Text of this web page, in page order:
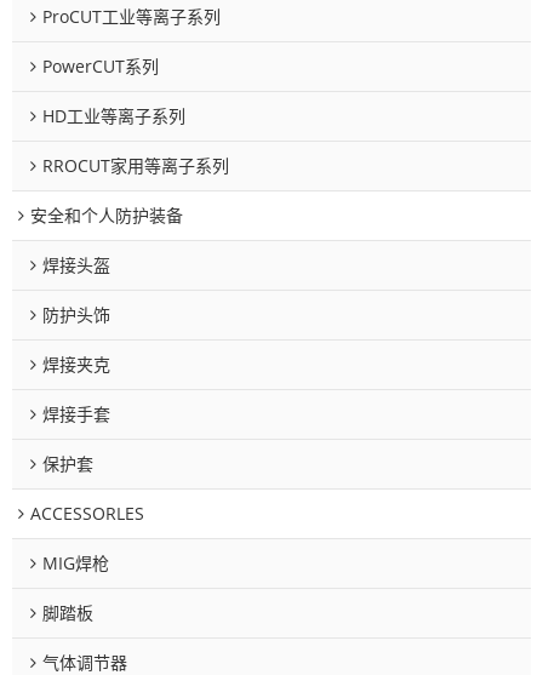
ProCUT工业等离子系列
PowerCUT系列
HD工业等离子系列
RROCUT家用等离子系列
安全和个人防护装备
焊接头盔
防护头饰
焊接夹克
焊接手套
保护套
ACCESSORLES
MIG焊枪
脚踏板
气体调节器